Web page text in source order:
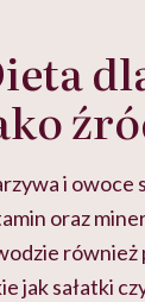
i owoce
oraz
również
jak sałatki